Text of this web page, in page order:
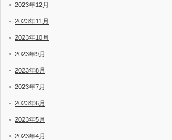
2023年12月
2023年11月
2023年10月
2023年9月
2023年8月
2023年7月
2023年6月
2023年5月
2023年4月